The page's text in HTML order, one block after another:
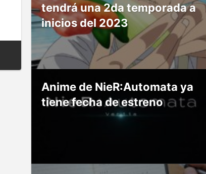
tendrá una 2da temporada a
inicios del 2023
Anime de NieR:Automata ya
tiene fecha de estreno